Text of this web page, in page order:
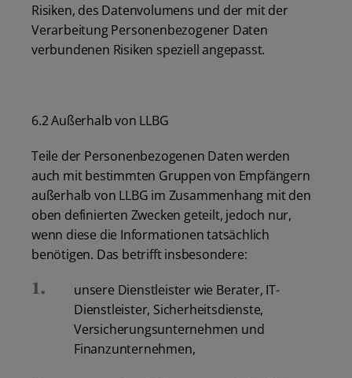
Risiken, des Datenvolumens und der mit der
Verarbeitung Personenbezogener Daten
verbundenen Risiken speziell angepasst.
6.2 Außerhalb von LLBG
Teile der Personenbezogenen Daten werden
auch mit bestimmten Gruppen von Empfängern
außerhalb von LLBG im Zusammenhang mit den
oben definierten Zwecken geteilt, jedoch nur,
wenn diese die Informationen tatsächlich
benötigen. Das betrifft insbesondere:
unsere Dienstleister wie Berater, IT-
Dienstleister, Sicherheitsdienste,
Versicherungsunternehmen und
Finanzunternehmen,